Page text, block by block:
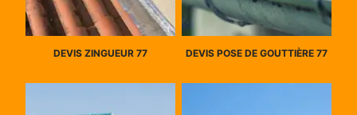
DEVIS ZINGUEUR 77 DEVIS POSE DE GOUTTIÈRE 77